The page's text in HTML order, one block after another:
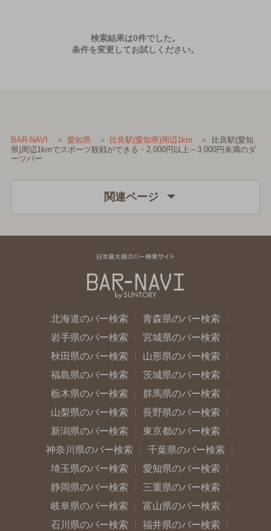
検索結果は0件でした。
条件を変更してお試しください。
BAR-NAVI 愛知県 比良駅(愛知県)周辺1km
比良駅(愛知
県)周辺1kmでスポーツ観戦ができる・2,000円以上～3,000円未満のダ
ーツバー
関連ページ
北海道のバー検索
青森県のバー検索
岩手県のバー検索
宮城県のバー検索
秋田県のバー検索
山形県のバー検索
福島県のバー検索
茨城県のバー検索
栃木県のバー検索
群馬県のバー検索
山梨県のバー検索
長野県のバー検索
新潟県のバー検索
東京都のバー検索
神奈川県のバー検索
千葉県のバー検索
埼玉県のバー検索
愛知県のバー検索
静岡県のバー検索
三重県のバー検索
岐阜県のバー検索
富山県のバー検索
石川県のバー検索
福井県のバー検索